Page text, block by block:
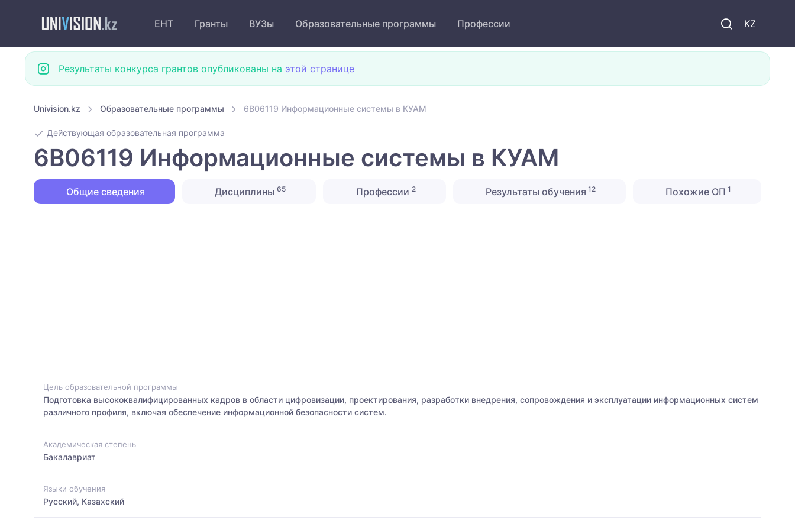
KZ
ЕНТ Гранты ВУЗы Образовательные программы Профессии
Результаты конкурса грантов опубликованы на этой странице
Univision.kz Образовательные программы 6B06119 Информационные системы в КУАМ
Действующая образовательная программа
6B06119 Информационные системы в КУАМ
Общие сведения Дисциплины65 Профессии 2 Результаты обучения 12 Похожие ОП 1
Цель образовательной программы
Подготовка высококвалифицированных кадров в области цифровизации, проектирования, разработки внедрения, сопровождения и эксплуатации информационных систем
различного профиля, включая обеспечение информационной безопасности систем.
Академическая степень
Бакалавриат
Языки обучения
Русский, Казахский